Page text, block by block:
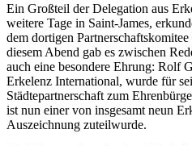
Ein Großteil der Delegation aus
weitere Tage in Saint-James,
dem dortigen
diesem Abend gab es zwischen
auch eine besondere Ehrung: Rolf
Erkelenz International, wurde für
Städtepartnerschaft zum
ist nun einer von insgesamt neun
Auszeichnung zuteilwurde.